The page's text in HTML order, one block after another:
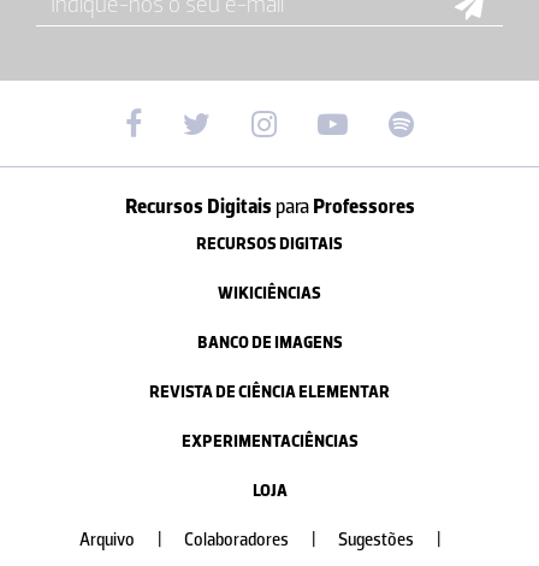
Recursos Digitais paraProfessores
RECURSOS DIGITAIS
WIKICIÊNCIAS
BANCO DE IMAGENS
REVISTA DE CIÊNCIA ELEMENTAR
EXPERIMENTACIÊNCIAS
LOJA
Arquivo Colaboradores Sugestões